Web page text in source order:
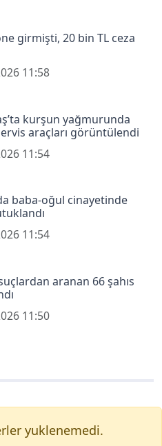
girmişti, 20 bin TL ceza
11:58
kurşun yağmurunda
araçları görüntülendi
11:54
baba-oğul cinayetinde
11:54
aranan 66 şahıs
11:50
yuklenemedi.